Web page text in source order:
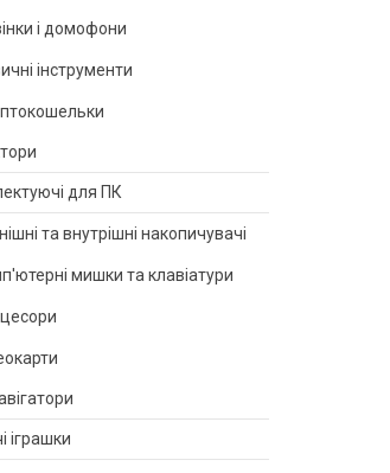
і домофони
інструменти
для ПК
та внутрішні накопичувачі
мишки та клавіатури
іграшки